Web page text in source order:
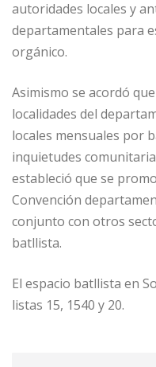
autoridades locales y
departamentales para
orgánico.
Asimismo se acordó
localidades del
locales mensuales por
inquietudes
estableció que se
Convención
conjunto con otros
batllista.
El espacio batllista en
listas 15, 1540 y 20.